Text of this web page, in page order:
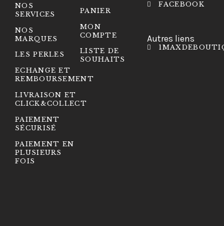
NOS
SERVICES
NOS
MARQUES
LES PERLES
ECHANGE ET
REMBOURSEMENT
LIVRAISON ET
CLICK&COLLECT
PAIEMENT
SÉCURISÉ
PAIEMENT EN
PLUSIEURS
FOIS
PANIER
MON
COMPTE
LISTE DE
SOUHAITS
FACEBOOK
Autres liens